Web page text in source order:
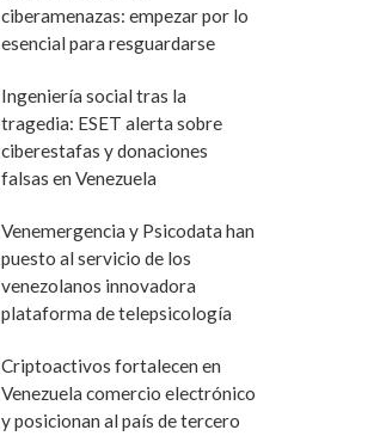
ciberamenazas: empezar por lo
esencial para resguardarse
Ingeniería social tras la
tragedia: ESET alerta sobre
ciberestafas y donaciones
falsas en Venezuela
Venemergencia y Psicodata han
puesto al servicio de los
venezolanos innovadora
plataforma de telepsicología
Criptoactivos fortalecen en
Venezuela comercio electrónico
y posicionan al país de tercero